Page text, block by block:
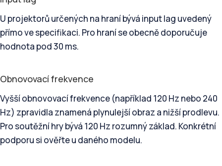
U projektorů určených na hraní bývá input lag uvedený
přímo ve specifikaci. Pro hraní se obecně doporučuje
hodnota pod 30 ms.
Obnovovací frekvence
Vyšší obnovovací frekvence (například 120 Hz nebo 240
Hz) zpravidla znamená plynulejší obraz a nižší prodlevu.
Pro soutěžní hry bývá 120 Hz rozumný základ. Konkrétní
podporu si ověřte u daného modelu.